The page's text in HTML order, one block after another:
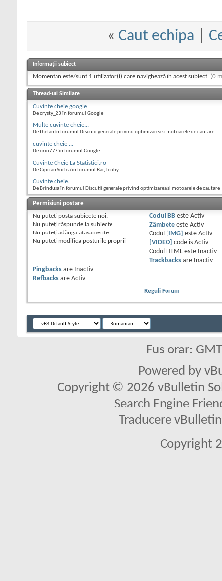
« Caut echipa
Informații subiect
Momentan este/sunt 1 utilizator(i) care navighează în acest subiect. (0
Thread-uri Similare
Cuvinte cheie google
De crysty_23 în forumul Google
Multe cuvinte cheie...
De thefan în forumul Discutii generale privind optimizarea si motoarele de cautare
cuvinte cheie ...
De orio777 în forumul Google
Cuvinte Cheie La Statistici.ro
De Ciprian Sorlea în forumul Bar, lobby...
Cuvinte cheie.
De Brindusa în forumul Discutii generale privind optimizarea si motoarele de cautare
Permisiuni postare
Nu puteţi posta subiecte noi.
Nu puteţi răspunde la subiecte
Nu puteţi adăuga ataşamente
Nu puteţi modifica posturile proprii
Codul BBeste Activ
Zâmbeteeste Activ
Codul
[IMG] este Activ
[VIDEO]
code is Activ
Codul HTML este
Inactiv
Trackbacksare
Inactiv
Pingbacks are
Inactiv
Refbacks are Activ
Reguli Forum
Fus orar:
Powered by
Copyright © 2026 vBulletin
Search Engine
Traducere
Copyright